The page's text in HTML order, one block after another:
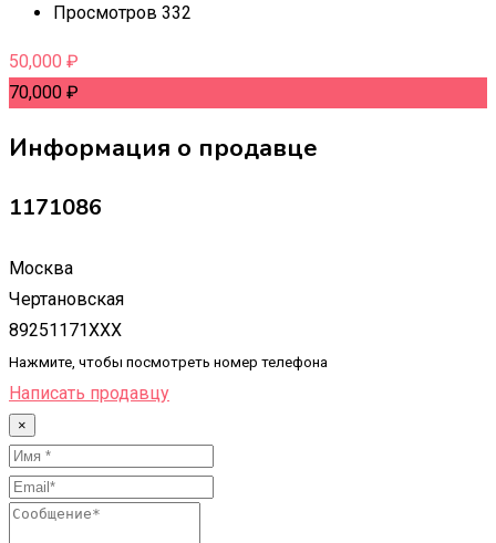
Просмотров 332
50,000 ₽
70,000 ₽
Информация о продавце
1171086
Москва
Чертановская
89251171XXX
Нажмите, чтобы посмотреть номер телефона
Написать продавцу
×